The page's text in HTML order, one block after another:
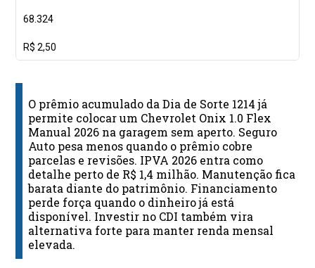
68.324
R$ 2,50
O prêmio acumulado da Dia de Sorte 1214 já
permite colocar um Chevrolet Onix 1.0 Flex
Manual 2026 na garagem sem aperto. Seguro
Auto pesa menos quando o prêmio cobre
parcelas e revisões. IPVA 2026 entra como
detalhe perto de R$ 1,4 milhão. Manutenção fica
barata diante do patrimônio. Financiamento
perde força quando o dinheiro já está
disponível. Investir no CDI também vira
alternativa forte para manter renda mensal
elevada.